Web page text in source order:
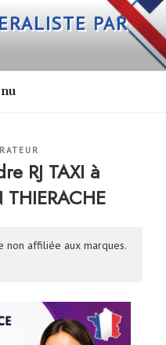
PAR
RJ TAXI à
THIERACHE
non affiliée aux marques.